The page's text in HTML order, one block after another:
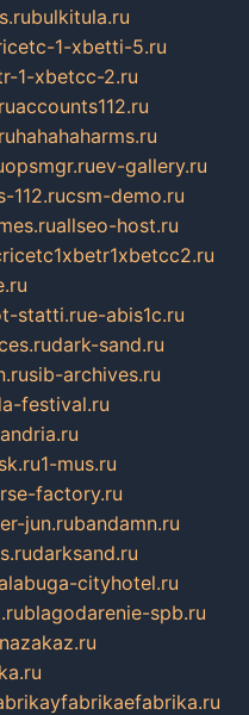
bulkitula.ru
1-xbetti-5.ru
1-xbetcc-2.ru
accounts112.ru
hahahaharms.ru
opsmgr.ruev-gallery.ru
112.rucsm-demo.ru
allseo-host.ru
statti.rue-abis1c.ru
dark-sand.ru
sib-archives.ru
festival.ru
1-mus.ru
factory.ru
jun.rubandamn.ru
darksand.ru
cityhotel.ru
blagodarenie-spb.ru